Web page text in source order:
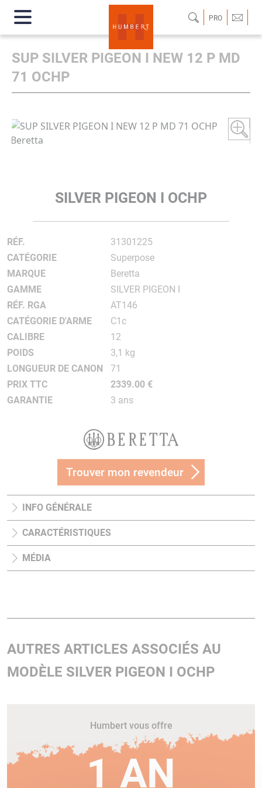
PRO
SUP SILVER PIGEON I NEW 12 P MD
71 OCHP
SILVER PIGEON I OCHP
RÉF.
31301225
CATÉGORIE
Superpose
MARQUE
Beretta
GAMME
SILVER PIGEON I
RÉF. RGA
AT146
CATÉGORIE D'ARME
C1c
CALIBRE
12
POIDS
3,1 kg
LONGUEUR DE CANON
71
PRIX TTC
2339.00 €
GARANTIE
3 ans
Trouver mon revendeur
INFO GÉNÉRALE
CARACTÉRISTIQUES
MÉDIA
AUTRES ARTICLES ASSOCIÉS AU
MODÈLE SILVER PIGEON I OCHP
Humbert vous offre
1 AN